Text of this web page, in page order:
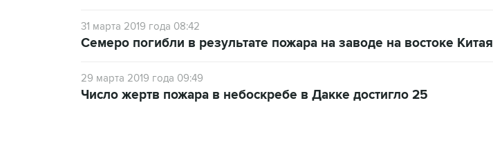
31 марта 2019 года 08:42
Семеро погибли в результате пожара на заводе на востоке Китая
29 марта 2019 года 09:49
Число жертв пожара в небоскребе в Дакке достигло 25